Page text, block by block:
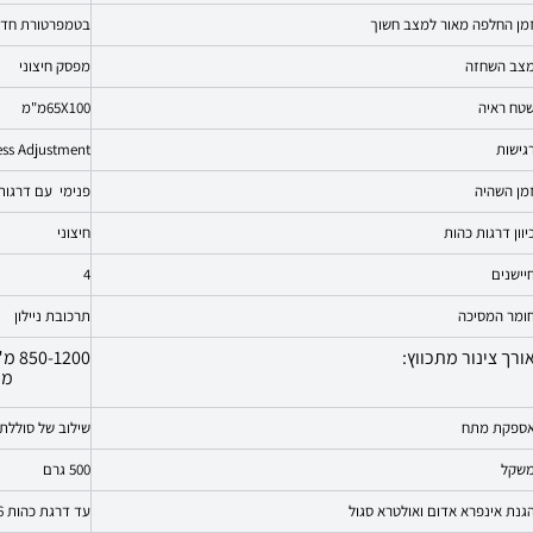
זמן החלפה מאור למצב חשוך בטמפרטורת חדר 0.2 אלפיות
השחזה מפסק חיצוני
ראיה 65X100מ"מ
Adjustment
זמן השהיה פנימי עם דרגות 0.8 עד 0.15
דרגות כהות חיצוני
4
המסיכה תרכובת ניילון
צינור מתכווץ:
מתח שילוב של
500 גרם
אינפרא אדום ואולטרא סגול עד דרגת כהות 16